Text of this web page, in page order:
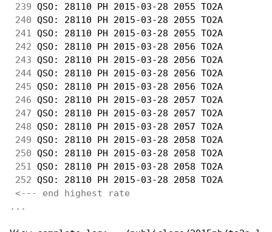
239 QSO: 28110 PH 2015-03-28 2055 TO2A
240 QSO: 28110 PH 2015-03-28 2055 TO2A
241
QSO: 28110 PH 2015-03-28 2055 TO2A
242 QSO: 28110 PH 2015-03-28 2056 TO2A
243 QSO: 28110 PH 2015-03-28 2056 TO2A
244 QSO: 28110 PH 2015-03-28 2056 TO2A
245 QSO: 28110 PH 2015-03-28 2056 TO2A
246 QSO: 28110 PH 2015-03-28 2057 TO2A
247 QSO: 28110 PH 2015-03-28 2057 TO2A
248 QSO: 28110 PH 2015-03-28 2057 TO2A
249 QSO: 28110 PH 2015-03-28 2058 TO2A
250 QSO: 28110 PH 2015-03-28 2058 TO2A
251
QSO: 28110 PH 2015-03-28 2058 TO2A
252 QSO: 28110 PH 2015-03-28 2058 TO2A
<--- end highest rate
...